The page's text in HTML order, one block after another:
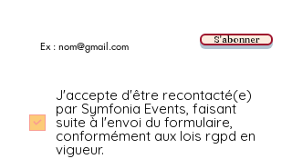
S'abonner
J'accepte d'être recontacté(e)
par Symfonia Events, faisant
suite à l'envoi du formulaire,
conformément aux lois rgpd en
vigueur.